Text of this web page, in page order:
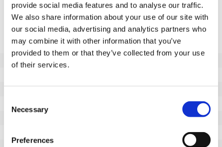
provide social media features and to analyse our traffic.
We also share information about your use of our site with
our social media, advertising and analytics partners who
may combine it with other information that you’ve
provided to them or that they’ve collected from your use
of their services.
Selection
Necessary
Preferences
SKU N21338500
Eigenschaften
Nicht markierende Lauffläche
Ja
Raddurchmesser (mm)
Tragfähigkeit (kg)
950